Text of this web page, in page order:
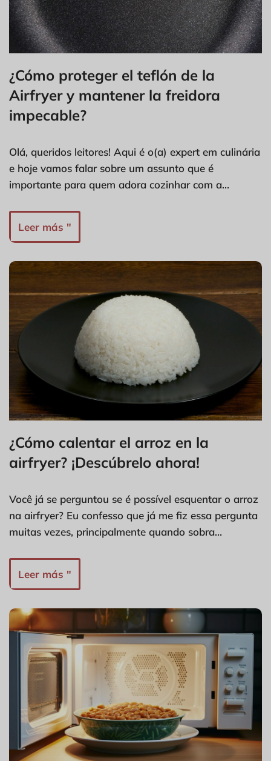
¿Cómo proteger el teflón de la
Airfryer y mantener la freidora
impecable?
Olá, queridos leitores! Aqui é o(a) expert em culinária
e hoje vamos falar sobre um assunto que é
importante para quem adora cozinhar com a…
Leer más "
¿Cómo calentar el arroz en la
airfryer? ¡Descúbrelo ahora!
Você já se perguntou se é possível esquentar o arroz
na airfryer? Eu confesso que já me fiz essa pergunta
muitas vezes, principalmente quando sobra…
Leer más "